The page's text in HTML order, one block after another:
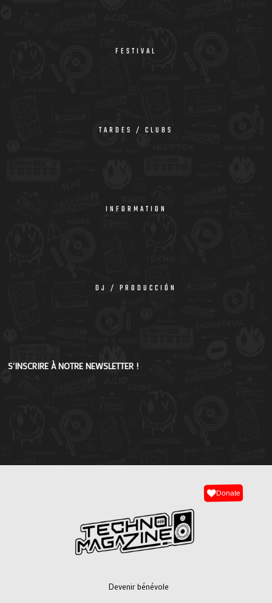
FESTIVAL
TARDES / CLUBS
INFORMATION
DJ / PRODUCCIÓN
S'INSCRIRE À NOTRE NEWSLETTER !
Devenir bénévole
Donate